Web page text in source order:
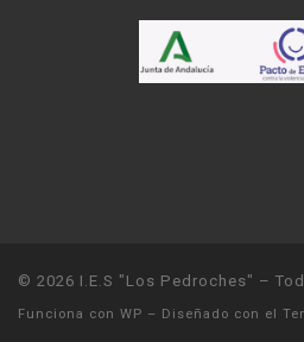
© 2026 I.E.S "Los Pedroches" –
Funciona con WP – Diseñado con el